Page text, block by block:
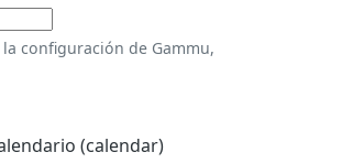
configuración de Gammu,
(calendar)